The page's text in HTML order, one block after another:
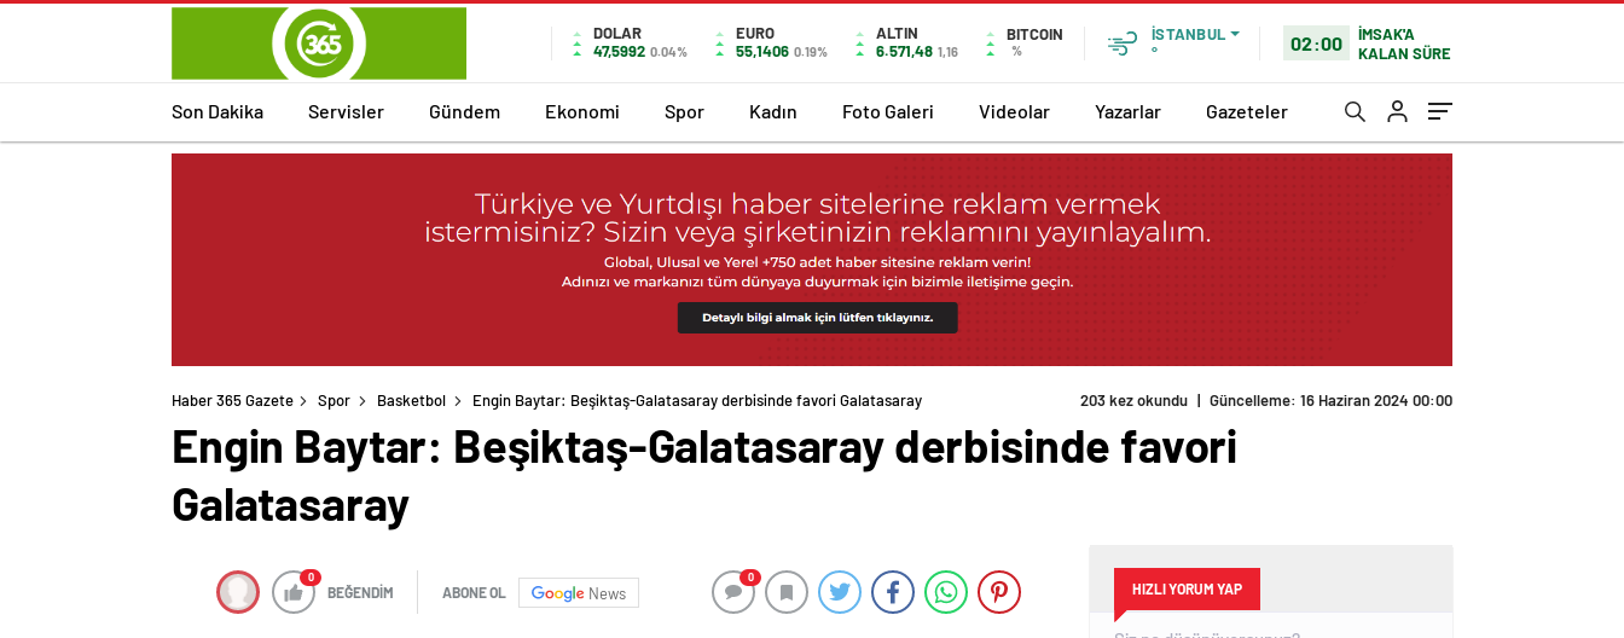
DOLAR
47,5992 0.04%
EURO
55,1406 0.19%
ALTIN
6.571,48 1,16
BITCOIN
%
İSTANBUL
°
02:00
İMSAK'A
KALAN SÜRE
Son Dakika Servisler Gündem Ekonomi Spor Kadın Foto Galeri Videolar Yazarlar Gazeteler
Haber 365 Gazete Spor Basketbol Engin Baytar: Beşiktaş-Galatasaray derbisinde favori Galatasaray 203 kez okundu | Güncelleme: 16 Haziran 2024 00:00
Engin Baytar: Beşiktaş-Galatasaray derbisinde favori
Galatasaray
0
BEĞENDİM ABONE OL News
0
HIZLI YORUM YAP